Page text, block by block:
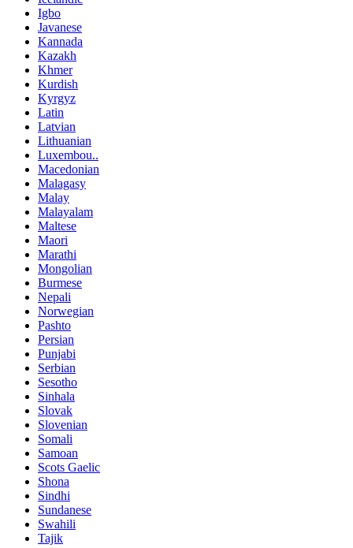
Igbo
Javanese
Kannada
Kazakh
Khmer
Kurdish
Kyrgyz
Latin
Latvian
Lithuanian
Luxembou..
Macedonian
Malagasy
Malay
Malayalam
Maltese
Maori
Marathi
Mongolian
Burmese
Nepali
Norwegian
Pashto
Persian
Punjabi
Serbian
Sesotho
Sinhala
Slovak
Slovenian
Somali
Samoan
Scots Gaelic
Shona
Sindhi
Sundanese
Swahili
Tajik